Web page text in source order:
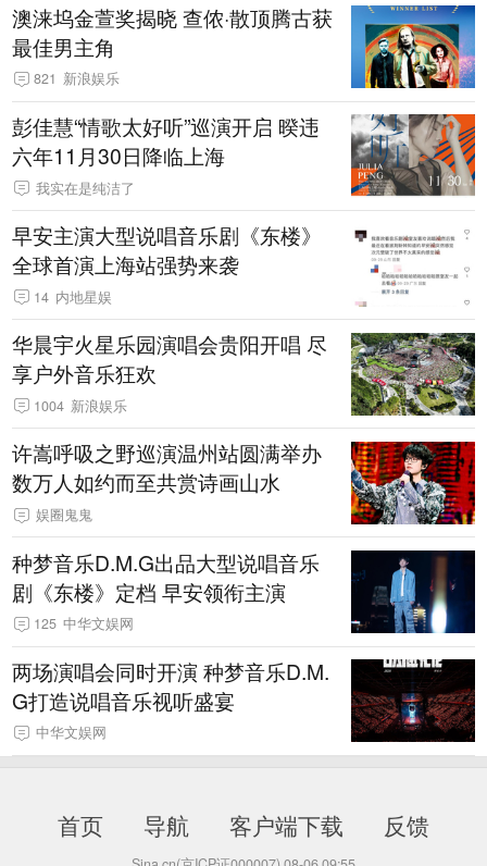
澳涞坞金萱奖揭晓 查侬·散顶腾古获
最佳男主角
821 新浪娱乐
彭佳慧“情歌太好听”巡演开启 暌违
六年11月30日降临上海
我实在是纯洁了
早安主演大型说唱音乐剧《东楼》
全球首演上海站强势来袭
14 内地星娱
华晨宇火星乐园演唱会贵阳开唱 尽
享户外音乐狂欢
1004 新浪娱乐
许嵩呼吸之野巡演温州站圆满举办
数万人如约而至共赏诗画山水
娱圈鬼鬼
种梦音乐D.M.G出品大型说唱音乐
剧《东楼》定档 早安领衔主演
125 中华文娱网
两场演唱会同时开演 种梦音乐D.M.
G打造说唱音乐视听盛宴
中华文娱网
首页 导航 客户端下载 反馈